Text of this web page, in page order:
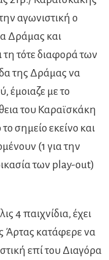
αγωνιστική ο
Δράμας και
τη τότε διαφορά των
της Δράμας να
έμοιαζε με το
του Καραϊσκάκη
σημείο εκείνο και
(1 για την
των play-out)
4 παιχνίδια, έχει
Άρτας κατάφερε να
επί του Διαγόρα